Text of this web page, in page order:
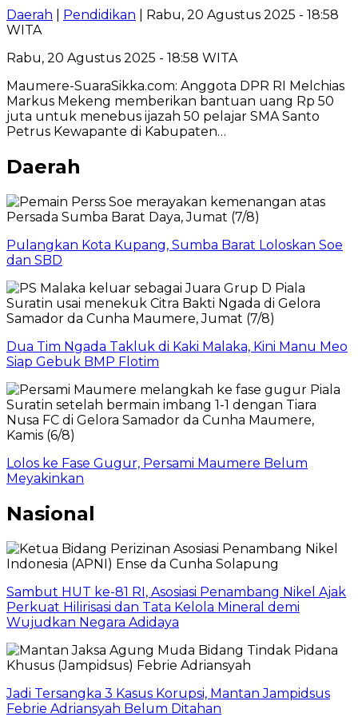
Daerah Pendidikan | Rabu, 20 Agustus 2025 - 18:58
WITA
Rabu, 20 Agustus 2025 - 18:58 WITA
Maumere-SuaraSikka.com: Anggota DPR RI Melchias
Markus Mekeng memberikan bantuan uang Rp 50
juta untuk menebus ijazah 50 pelajar SMA Santo
Petrus Kewapante di Kabupaten…
Daerah
Pulangkan Kota Kupang, Sumba Barat Loloskan Soe
dan SBD
Dua Tim Ngada Takluk di Kaki Malaka, Kini Manu Meo
Siap Gebuk BMP Flotim
Lolos ke Fase Gugur, Persami Maumere Belum
Meyakinkan
Nasional
Sambut HUT ke-81 RI, Asosiasi Penambang Nikel Ajak
Perkuat Hilirisasi dan Tata Kelola Mineral demi
Wujudkan Negara Adidaya
Jadi Tersangka 3 Kasus Korupsi, Mantan Jampidsus
Febrie Adriansyah Belum Ditahan